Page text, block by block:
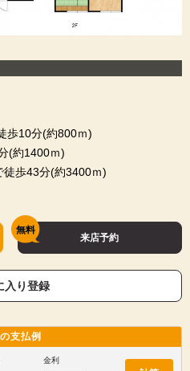
歩10分(約800ｍ)
(約1400ｍ)
歩43分(約3400ｍ)
来店予約
入り登録
支払例
金利